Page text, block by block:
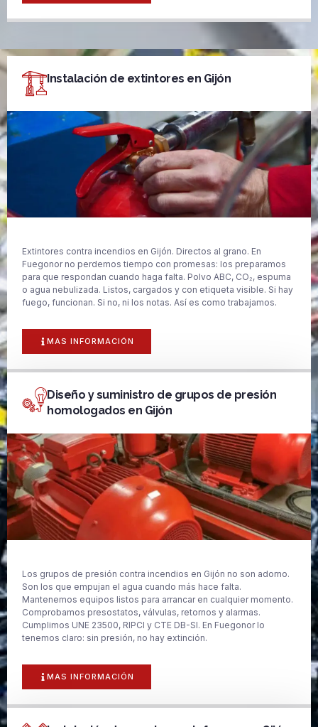
Instalación de extintores en Gijón
Extintores contra incendios en Gijón. Directos al grano. En
Fuegonor no perdemos tiempo con promesas: los preparamos
para que respondan cuando haga falta. Polvo ABC, CO₂, espuma
o agua nebulizada. Listos, cargados y con etiqueta visible. Si hay
fuego, funcionan. Si no, ni los notas. Así es como trabajamos.
MAS INFORMACIÓN
Diseño y suministro de grupos de presión
homologados en Gijón
Los grupos de presión contra incendios en Gijón no son adorno.
Son los que empujan el agua cuando más hace falta.
Mantenemos equipos listos para arrancar en cualquier momento.
Comprobamos presostatos, válvulas, retornos y alarmas.
Cumplimos UNE 23500, RIPCI y CTE DB-SI. En Fuegonor lo
tenemos claro: sin presión, no hay extinción.
MAS INFORMACIÓN